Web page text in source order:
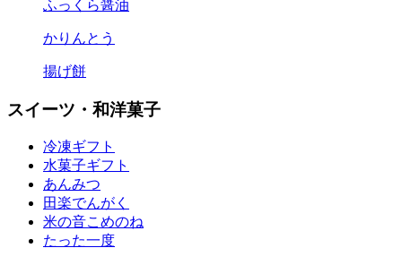
ふっくら醤油
かりんとう
揚げ餅
スイーツ・和洋菓子
冷凍ギフト
水菓子ギフト
あんみつ
田楽でんがく
米の音こめのね
たった一度